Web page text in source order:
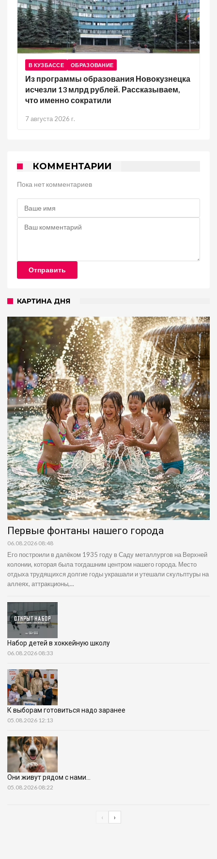
В КУЗБАССЕ ОБРАЗОВАНИЕ
Из программы образования Новокузнецка
исчезли 13 млрд рублей. Рассказываем,
что именно сократили
7 августа 2026 г.
КОММЕНТАРИИ
Пока нет комментариев
Отправить
КАРТИНА ДНЯ
Первые фонтаны нашего города
06.08.2026 08:48
Его построили в далёком 1935 году в Саду металлургов на Верхней
колонии, которая была тогдашним центром нашего города. Место
отдыха трудящихся долгие годы украшали и утешали скульптуры на
аллеях, аттракционы,...
Набор детей в хоккейную школу
06.08.2026 08:33
К выборам готовиться надо заранее
05.08.2026 12:13
Они живут рядом с нами…
05.08.2026 08:22
‹ ›